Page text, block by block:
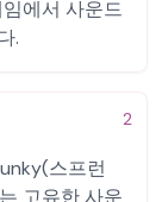
에서 사운드
.
2
스프런
고유한 사운